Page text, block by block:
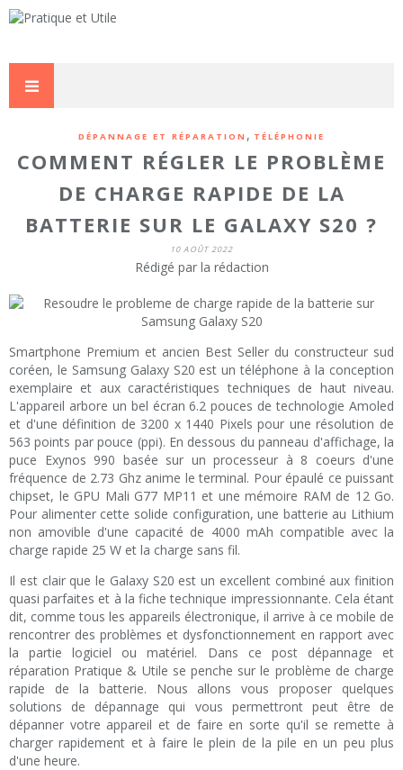
DÉPANNAGE ET RÉPARATION , TÉLÉPHONIE
COMMENT RÉGLER LE PROBLÈME
DE CHARGE RAPIDE DE LA
BATTERIE SUR LE GALAXY S20 ?
10 AOÛT 2022
Rédigé par la rédaction
Smartphone Premium et ancien Best Seller du constructeur sud
coréen, le Samsung Galaxy S20 est un téléphone à la conception
exemplaire et aux caractéristiques techniques de haut niveau.
L'appareil arbore un bel écran 6.2 pouces de technologie Amoled
et d'une définition de 3200 x 1440 Pixels pour une résolution de
563 points par pouce (ppi). En dessous du panneau d'affichage, la
puce Exynos 990 basée sur un processeur à 8 coeurs d'une
fréquence de 2.73 Ghz anime le terminal. Pour épaulé ce puissant
chipset, le GPU Mali G77 MP11 et une mémoire RAM de 12 Go.
Pour alimenter cette solide configuration, une batterie au Lithium
non amovible d'une capacité de 4000 mAh compatible avec la
charge rapide 25 W et la charge sans fil.
Il est clair que le Galaxy S20 est un excellent combiné aux finition
quasi parfaites et à la fiche technique impressionnante. Cela étant
dit, comme tous les appareils électronique, il arrive à ce mobile de
rencontrer des problèmes et dysfonctionnement en rapport avec
la partie logiciel ou matériel. Dans ce post dépannage et
réparation Pratique & Utile se penche sur le problème de charge
rapide de la batterie. Nous allons vous proposer quelques
solutions de dépannage qui vous permettront peut être de
dépanner votre appareil et de faire en sorte qu'il se remette à
charger rapidement et à faire le plein de la pile en un peu plus
d'une heure.